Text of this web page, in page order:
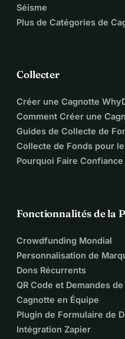
Séisme
Plus de Catégories de
Collecter
Créer une Cagnotte
Comment Créer une
Guides de Collecte de
Collecte de Fonds pour
Pourquoi Faire
Fonctionnalités de la
Crowdfunding Mondial
Personnalisation de
Dons Récurrents
QR Code et Demandes
Cagnotte en Équipe
Plugin de Formulaire de
Intégration Zapier